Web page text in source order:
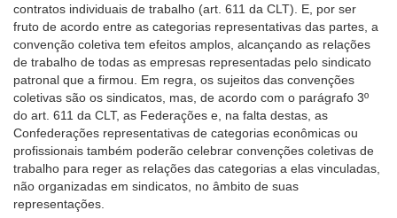
contratos individuais de trabalho (art. 611 da CLT). E, por ser
fruto de acordo entre as categorias representativas das partes, a
convenção coletiva tem efeitos amplos, alcançando as relações
de trabalho de todas as empresas representadas pelo sindicato
patronal que a firmou. Em regra, os sujeitos das convenções
coletivas são os sindicatos, mas, de acordo com o parágrafo 3º
do art. 611 da CLT, as Federações e, na falta destas, as
Confederações representativas de categorias econômicas ou
profissionais também poderão celebrar convenções coletivas de
trabalho para reger as relações das categorias a elas vinculadas,
não organizadas em sindicatos, no âmbito de suas
representações.